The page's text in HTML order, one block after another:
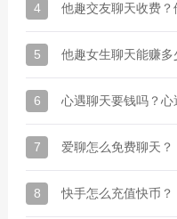
4 他趣交友聊天收费？
5 他趣女生聊天能赚
6
7 爱聊怎么免费聊天？
8 快手怎么充值快币？